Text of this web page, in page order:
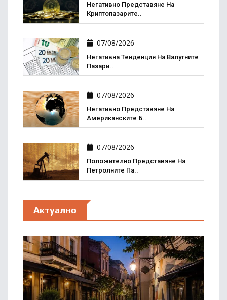
Негативно Представяне На
Криптопазарите..
07/08/2026
Негативна Тенденция На Валутните
Пазари..
07/08/2026
Негативно Представяне На
Американските Б..
07/08/2026
Положително Представяне На
Петролните Па..
Актуално